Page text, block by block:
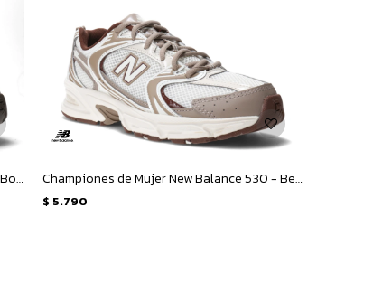
Championes de Mujer New Balance 530 - Bordó Championes de Mujer New Balance 530 - Beige - Marron
$ 5.790